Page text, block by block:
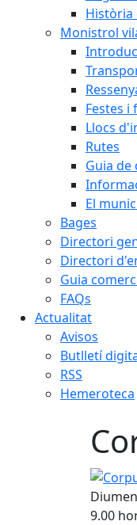
Història
Monistrol
Festes i
Llocs
Rutes
Guia de
El
Bages
Directori
Directori
Guia
FAQs
Actualitat
Avisos
Butlletí
RSS
Hemeroteca
9.00